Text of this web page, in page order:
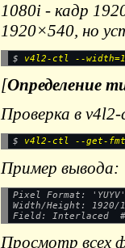
1080i - кадр
1920×540, но
$
[Определение
Проверка в
$
Пример вывода:
Pixel Format:
Width/Height: 1920/
Просмотр всех